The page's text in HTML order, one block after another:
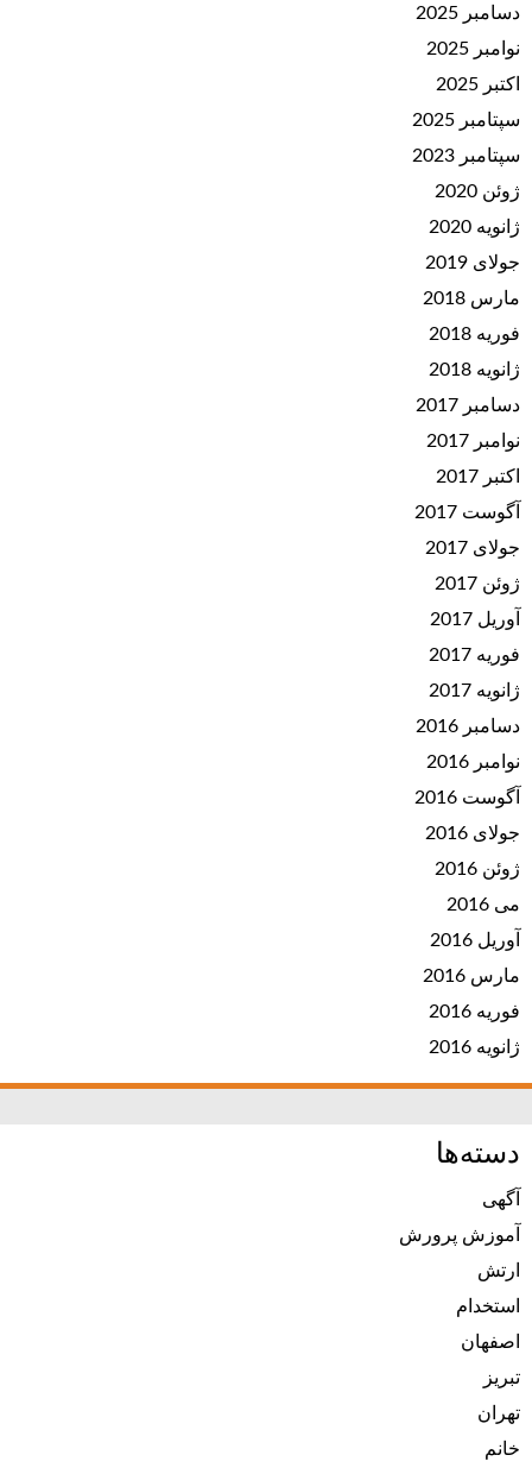
دسامبر 2025
نوامبر 2025
اکتبر 2025
سپتامبر 2025
سپتامبر 2023
ژوئن 2020
ژانویه 2020
جولای 2019
مارس 2018
فوریه 2018
ژانویه 2018
دسامبر 2017
نوامبر 2017
اکتبر 2017
آگوست 2017
جولای 2017
ژوئن 2017
آوریل 2017
فوریه 2017
ژانویه 2017
دسامبر 2016
نوامبر 2016
آگوست 2016
جولای 2016
ژوئن 2016
می 2016
آوریل 2016
مارس 2016
فوریه 2016
ژانویه 2016
دسته‌ها
آگهی
آموزش پرورش
ارتش
استخدام
اصفهان
تبریز
تهران
خانم